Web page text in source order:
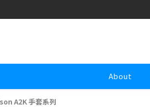
About
A2K 手套系列